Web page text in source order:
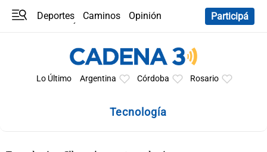
Deportes Caminos
Opinión
Participá
Lo Último Argentina Córdoba Rosario
Tecnología